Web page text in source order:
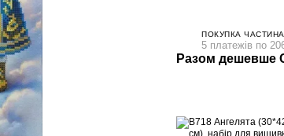
ПОКУПКА
5 платежів по
Разом дешевше